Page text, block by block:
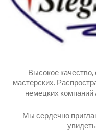
Высокое
мастерских.
немецких компаний
Мы сердечно